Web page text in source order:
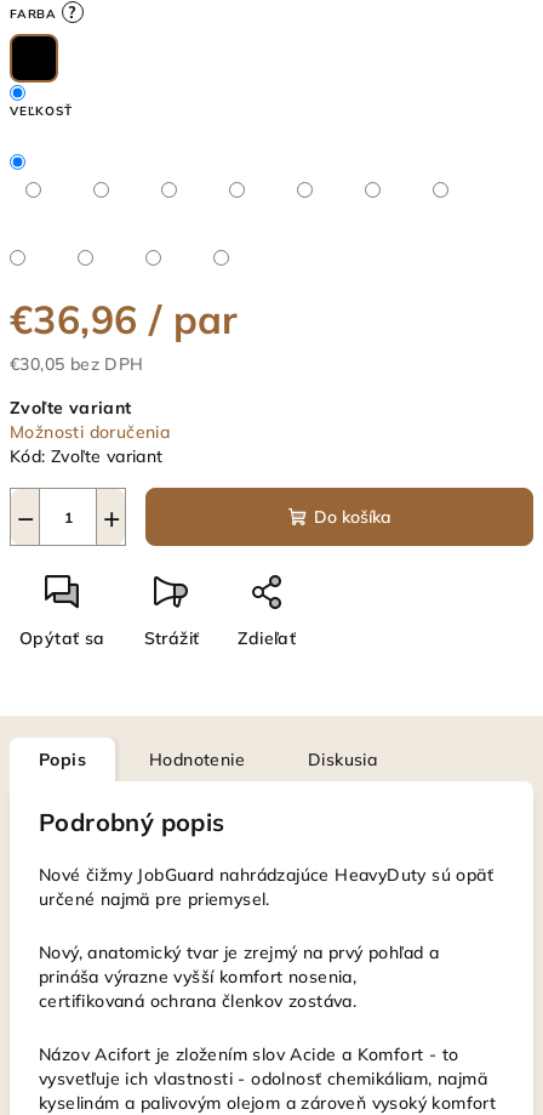
FARBA ?
VEĽKOSŤ
€36,96 / par
€30,05 bez DPH
cena:
Zvoľte variant
Možnosti doručenia
Kód: Zvoľte variant
+
− Do košíka
Opýtať sa Strážiť Zdieľať
Popis Hodnotenie Diskusia
Podrobný popis
Nové čižmy JobGuard nahrádzajúce HeavyDuty sú opäť
určené najmä pre priemysel.
Nový, anatomický tvar je zrejmý na prvý pohľad a
prináša výrazne vyšší komfort nosenia,
certifikovaná ochrana členkov zostáva.
Názov Acifort je zložením slov Acide a Komfort - to
vysvetľuje ich vlastnosti - odolnosť chemikáliam, najmä
kyselinám a palivovým olejom a zároveň vysoký komfort